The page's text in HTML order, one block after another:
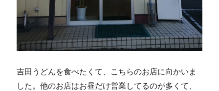
吉田うどんを食べたくて、こちらのお店に向かいま
した。他のお店はお昼だけ営業してるのが多くて、